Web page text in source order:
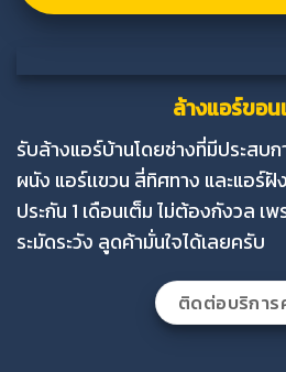
ล้างแอร์ขอน
รับล้างแอร์บ้านโดยช่างที่มีประสบ
ผนัง แอร์เเขวน สี่ทิศทาง และแอร์
ประกัน 1 เดือนเต็ม ไม่ต้องกังวล เพ
ระมัดระวัง ลูดค้ามั่นใจได้เลยครับ
ติดต่อบริการ